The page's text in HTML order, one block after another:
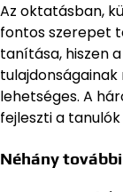
Az oktatásban,
fontos szerepet
tanítása, hiszen
lehetséges. A
fejleszti a
Néhány